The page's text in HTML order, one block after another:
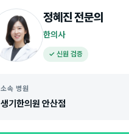
정혜진전문의
한의사
✓ 신원 검증
소속 병원
생기한의원 안산점